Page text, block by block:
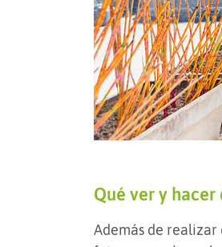
Qué ver y
Además de realizar